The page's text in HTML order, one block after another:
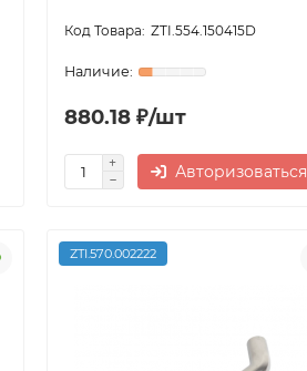
ZTI.554.150415D
880.18 ₽/шт
Авторизоваться
ZTI.570.002222